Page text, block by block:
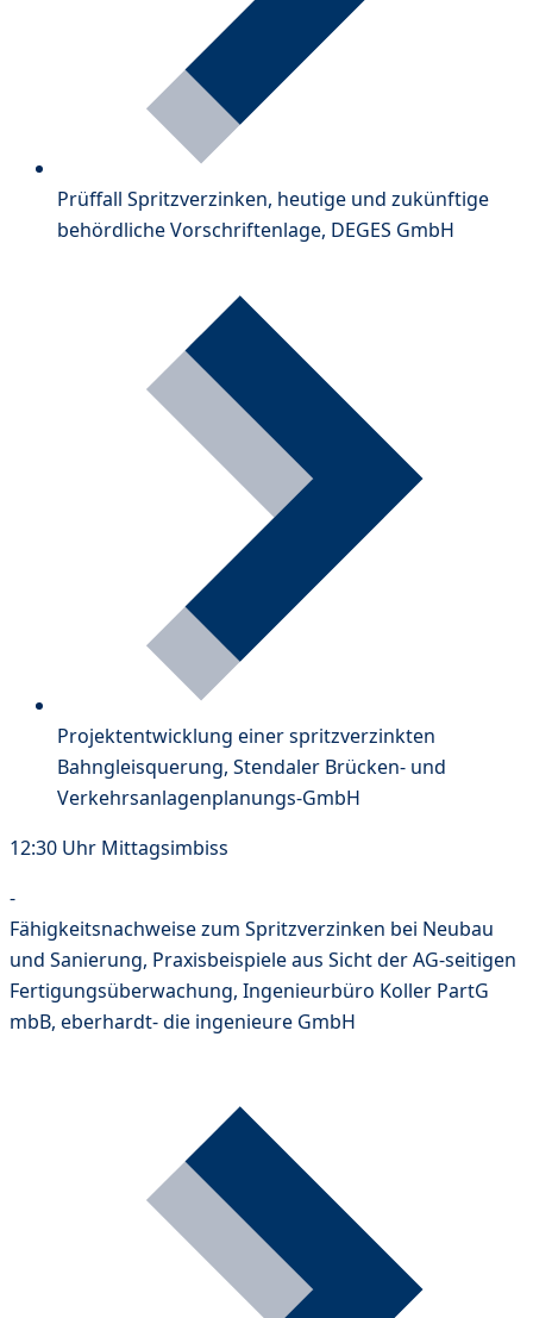
Prüffall Spritzverzinken, heutige und zukünftige
behördliche Vorschriftenlage, DEGES GmbH
Projektentwicklung einer spritzverzinkten
Bahngleisquerung, Stendaler Brücken- und
Verkehrsanlagenplanungs-GmbH
12:30 Uhr Mittagsimbiss
-
Fähigkeitsnachweise zum Spritzverzinken bei Neubau
und Sanierung, Praxisbeispiele aus Sicht der AG-seitigen
Fertigungsüberwachung, Ingenieurbüro Koller PartG
mbB, eberhardt- die ingenieure GmbH